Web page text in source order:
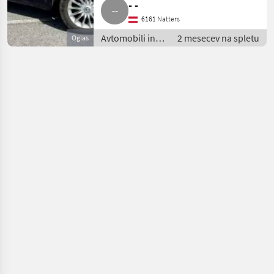
Oglas
- -
6161 Natters
Avtomobili in
motorna kolesa
2 mesecev na spletu